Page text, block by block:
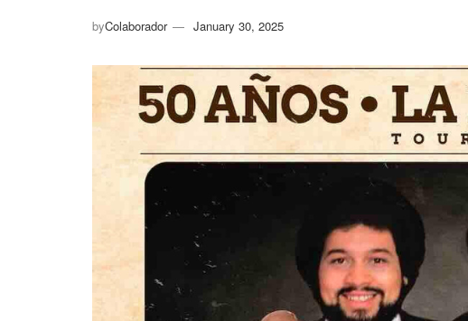
byColaborador January 30, 2025